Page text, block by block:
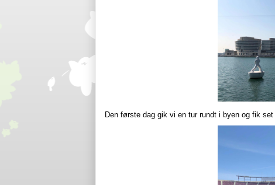
Den første dag gik vi en tur rundt i byen og fik set